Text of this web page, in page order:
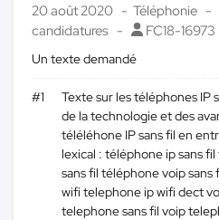
20 août 2020 Téléphonie
candidatures
FC18-16973
Un texte demandé
#1
Texte sur les téléphones IP
de la technologie et des
téléléhone IP sans fil en
lexical : téléphone ip sans
sans fil téléphone voip
wifi telephone ip wifi dect
telephone sans fil voip